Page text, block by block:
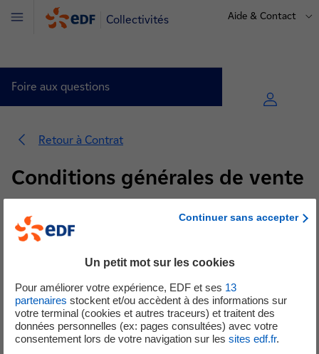
Collectivités Aide & Contact
Menu
Foire aux questions
Conditions générales de vente (3)
Activer (5)
Modifier (5)
Problèmes de piratage de compte (2)
Résilier (4)
Retour à Contrat
Conditions générales de vente
3 questions pour
collectivités au Tarif Réglementé ?
Quelles sont les CGV des offres de gaz naturel
Continuer sans accepter
Un petit mot sur les cookies
Pour améliorer votre expérience, EDF et ses 13
partenaires stockent et/ou accèdent à des informations sur
votre terminal (cookies et autres traceurs) et traitent des
données personnelles (ex: pages consultées) avec votre
consentement lors de votre navigation sur les sites edf.fr.